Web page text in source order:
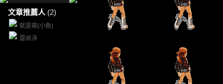
文章推薦人 (2)
就是瑜(小魚)
雷尚淳